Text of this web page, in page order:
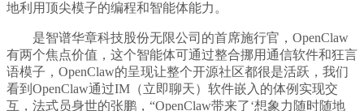
地利用顶尖模子的编程和智能体能力。
是智谱华章科技股份无限公司的首席施行官，OpenClaw
有两个焦点价值，这个智能体可通过整合挪用通信软件和狂言
语模子，OpenClaw的呈现让整个开源社区都很是活跃，我们
看到OpenClaw通过IM（立即聊天）软件嵌入的体例实现交
互，法式员身世的张鹏，“OpenClaw带来了‘想象力随时随地